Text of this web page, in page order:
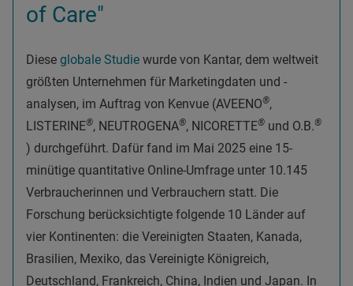
of Care"
Diese globale Studie wurde von Kantar, dem weltweit
größten Unternehmen für Marketingdaten und -
analysen, im Auftrag von Kenvue (AVEENO®,
LISTERINE®, NEUTROGENA®, NICORETTE® und O.B.®
) durchgeführt. Dafür fand im Mai 2025 eine 15-
minütige quantitative Online-Umfrage unter 10.145
Verbraucherinnen und Verbrauchern statt. Die
Forschung berücksichtigte folgende 10 Länder auf
vier Kontinenten: die Vereinigten Staaten, Kanada,
Brasilien, Mexiko, das Vereinigte Königreich,
Deutschland, Frankreich, China, Indien und Japan. In